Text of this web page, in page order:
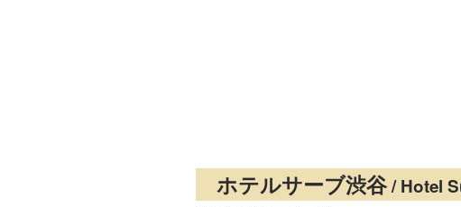
ホテルサーブ渋谷/ Hotel